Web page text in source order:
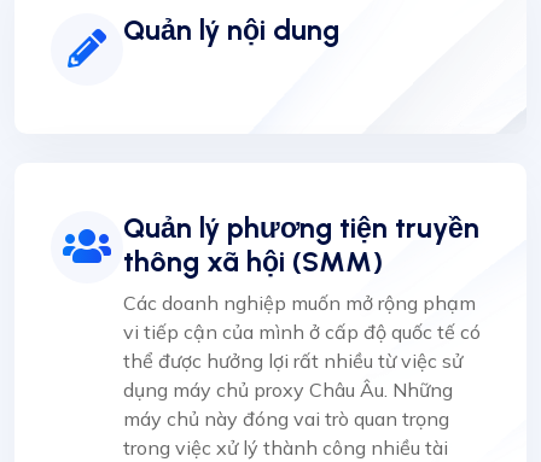
Quản lý nội dung
Quản lý phương tiện truyền
thông xã hội (SMM)
Các doanh nghiệp muốn mở rộng phạm
vi tiếp cận của mình ở cấp độ quốc tế có
thể được hưởng lợi rất nhiều từ việc sử
dụng máy chủ proxy Châu Âu. Những
máy chủ này đóng vai trò quan trọng
trong việc xử lý thành công nhiều tài